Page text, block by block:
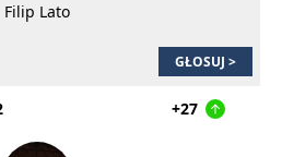
Filip Lato
GŁOSUJ >
+27